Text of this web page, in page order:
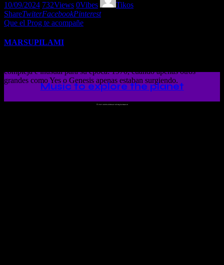
10/09/2024 732Views 0Vibes
Tikos
ShareTwiterFacebookPinterest
Que el Prog te acompañe
MARSUPILAMI
compleja e inusual para su época: 1970, cuando apenas otros
grandes como Yes o Genesis apenas estaban surgiendo.
Music to explore the planet
© 2023 Ah!WorldMusic! All Rights Reserved